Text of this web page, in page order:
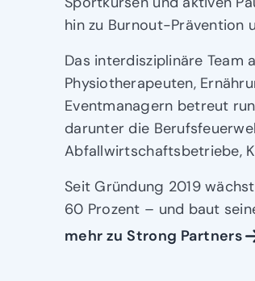
hin zu Burnout-Prävention
Das interdisziplinäre Team
Physiotherapeuten,
Eventmanagern betreut
darunter die
Abfallwirtschaftsbetriebe,
Seit Gründung 2019
60 Prozent – und baut
mehr zu Strong Partners